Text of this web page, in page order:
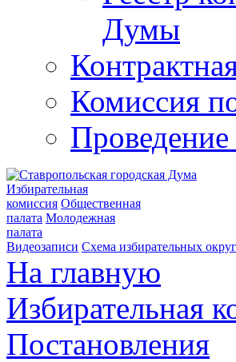
Думы
Комиссия
Проведение
Избирательная
комиссия Общественная
палата Молодежная
палата
Видеозаписи Схема избирательных
На главную
Избирательная
Постановления